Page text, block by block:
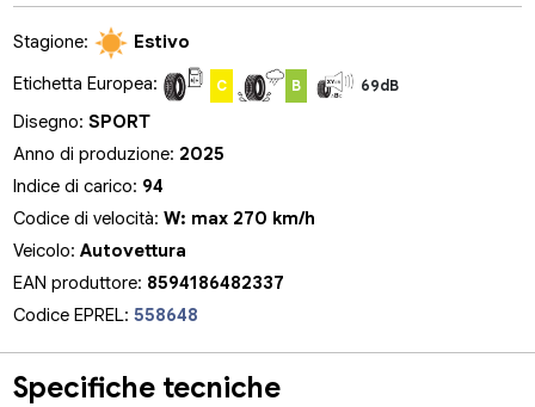
Stagione:
Estivo
Etichetta Europea:
C B 69dB
Disegno:SPORT
Anno di produzione: 2025
Indice di carico: 94
Codice di velocità:W: max 270 km/h
Veicolo:Autovettura
EAN produttore: 8594186482337
Codice EPREL:558648
Specifiche tecniche